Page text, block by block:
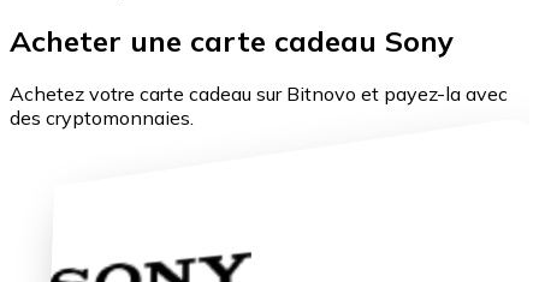
BTC
Acheter une carte cadeau Sony
Achetez votre carte cadeau sur Bitnovo et payez-la avec
des cryptomonnaies.